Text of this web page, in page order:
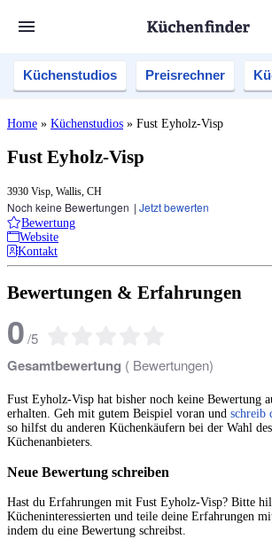
Küchenstudios Preisrechner
Home » Küchenstudios » Fust Eyholz-Visp
Fust Eyholz-Visp
3930 Visp, Wallis, CH
Noch keine Bewertungen | Jetzt bewerten
Bewertung
Website
Kontakt
Bewertungen & Erfahrungen
0/5
Gesamtbewertung ( Bewertungen)
Fust Eyholz-Visp hat bisher noch keine Bewertung
erhalten. Geh mit gutem Beispiel voran und schreib
so hilfst du anderen Küchenkäufern bei der Wahl des
Küchenanbieters.
Neue Bewertung schreiben
Hast du Erfahrungen mit Fust Eyholz-Visp? Bitte
Kücheninteressierten und teile deine Erfahrungen
indem du eine Bewertung schreibst.